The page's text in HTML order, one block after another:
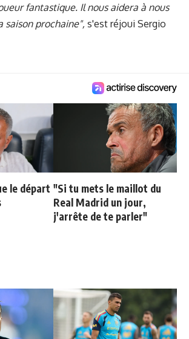
fantastique. Il nous aidera à nous
saison prochaine", s'est réjoui Sergio
le départ "Si tu mets le maillot du
Real Madrid un jour,
j'arrête de te parler"